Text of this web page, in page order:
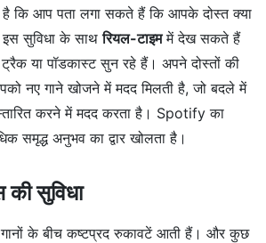
कि आप पता लगा सकते हैं कि आपके दोस्त क्या
इस सुविधा के साथरियल-टाइममें देख सकते हैं
या पॉडकास्ट सुन रहे हैं। अपने दोस्तों की
नए गाने खोजने में मदद मिलती है, जो बदले में
करने में मदद करता है। Spotify का
समृद्ध अनुभव का द्वार खोलता है।
सुविधा
के बीच कष्टप्रद रुकावटें आती हैं। और कुछ